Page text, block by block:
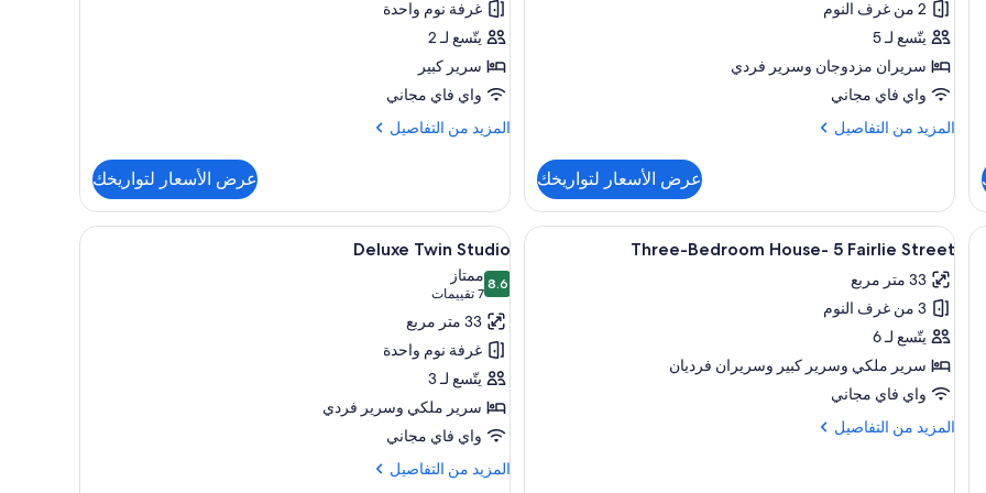
Suite
2 من غرف النوم
يتّسع لـ 5
سريران مزدوجان‫‬ وسرير فردي
واي فاي مجاني
المزيد من التفاصيل
المزيد
Two-
Bedroom
Suite
عرض الأسعار لتواريخك
غرفة نوم واحدة
يتّسع لـ 2
سرير كبير
واي فاي مجاني
المزيد من التفاصيل
المزيد
Studio
Terrace
عرض الأسعار لتواريخك
وملاءات أسرّة
استعراض
جميع
صور
Three-
Bedroom
House-
5
Fairlie
Street
ميني بار ومكواة/لوح كي وواي فاي مجانًا وملاءات أسرّة
9
Three-Bedroom House- 5 Fairlie Street
33 متر مربع
3 من غرف النوم
يتّسع لـ 6
سرير ملكي‫‬ وسرير كبير‫‬ وسريران فرديان
واي فاي مجاني
المزيد من التفاصيل
المزيد
استعراض
جميع
صور
Deluxe
Twin
Studio
ميني بار ومكواة/لوح كي وواي فاي مجانًا وملاءات
5
Deluxe Twin Studio
8.68.6 من 10
ممتاز
7 تقييمات(7
تقييمات)
33 متر مربع
غرفة نوم واحدة
يتّسع لـ 3
سرير ملكي‫‬ وسرير فردي
واي فاي مجاني
المزيد من التفاصيل
المزيد